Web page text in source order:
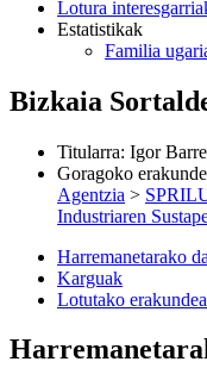
Lotura
Estatistikak
Familia
Bizkaia
Titularra: Igor
Goragoko
Agentzia >
Industriaren
Harremanetarako
Karguak
Lotutako